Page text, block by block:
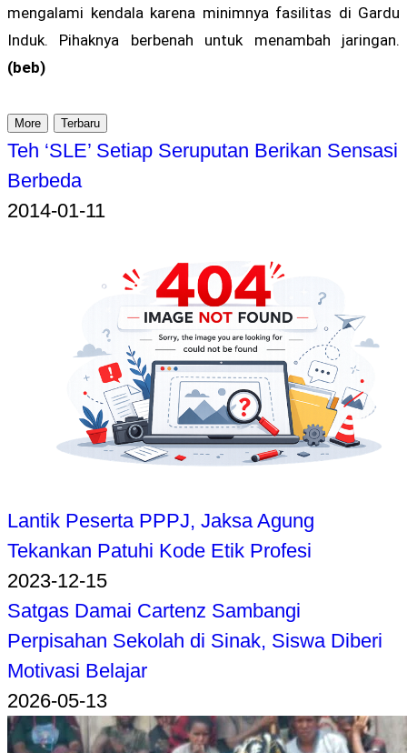
mengalami kendala karena minimnya fasilitas di Gardu
Induk. Pihaknya berbenah untuk menambah jaringan.
(beb)
More Terbaru
Teh ‘SLE’ Setiap Seruputan Berikan Sensasi
Berbeda
2014-01-11
Lantik Peserta PPPJ, Jaksa Agung
Tekankan Patuhi Kode Etik Profesi
2023-12-15
Satgas Damai Cartenz Sambangi
Perpisahan Sekolah di Sinak, Siswa Diberi
Motivasi Belajar
2026-05-13